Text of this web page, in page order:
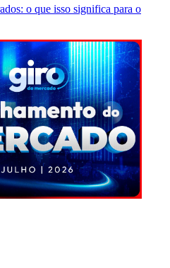
o que isso significa para o